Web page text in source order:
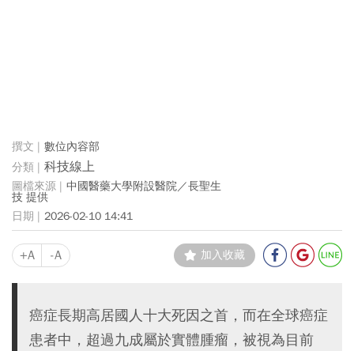
數位內容部
科技線上
中國醫藥大學附設醫院／長聖生
技 提供
2026-02-10 14:41
+A -A 加入收藏
癌症長期高居國人十大死因之首，而在全球癌症
患者中，超過九成屬於實體腫瘤，被視為目前